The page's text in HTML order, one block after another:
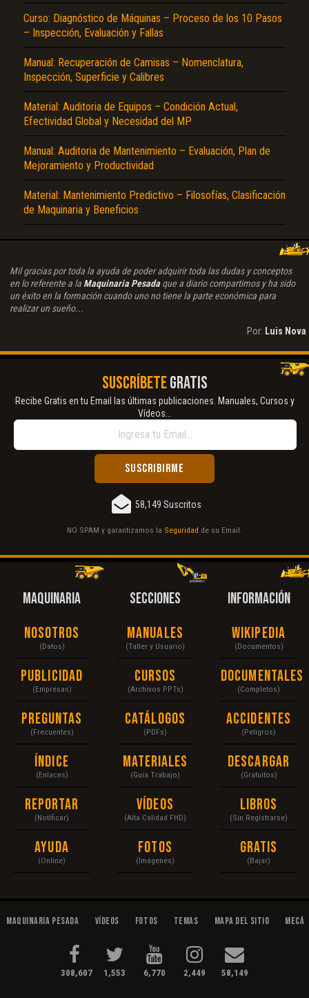
Curso: Diagnóstico de Máquinas – Proceso de los 10 Pasos
– Inspección, Evaluación y Fallas
Manual: Recuperación de Camisas – Nomenclatura,
Inspección, Superficie y Calibres
Material: Auditoria de Equipos – Condición Actual,
Efectividad Global y Necesidad del MP
Manual: Auditoria de Mantenimiento – Evaluación, Plan de
Mejoramiento y Productividad
Material: Mantenimiento Predictivo – Filosofías, Clasificación
de Maquinaria y Beneficios
Mil gracias por toda la ayuda de poder adquirir toda las dudas y conceptos
en lo referente a la Maquinaria Pesadaque a diario compartimos y ha sido
un éxito en la formación cuando uno no tiene la parte económica para
realizar un sueño...
Por: Luis Nova
SUSCRÍBETEGRATIS
Recibe Gratis en tu Email las últimas publicaciones. Manuales, Cursos y
Vídeos...
58,149 Suscritos
NO SPAM y garantizamos la Seguridad de su Email.
MAQUINARIA
Nosotros
(Datos)
Publicidad
(Empresas)
Preguntas
(Frecuentes)
Índice
(Enlaces)
Reportar
(Notificar)
Ayuda
(Online)
SECCIONES
Manuales
(Taller y Usuario)
Cursos
(Archivos PPTs)
Catálogos
(PDFs)
Materiales
(Guía Trabajo)
Vídeos
(Alta Calidad FHD)
Fotos
(Imágenes)
INFORMACIÓN
Wikipedia
(Documentos)
Documentales
(Completos)
Accidentes
(Peligros)
Descargar
(Gratuitos)
Libros
(Sin Registrarse)
Gratis
(Bajar)
Maquinaria Pesada Vídeos Fotos Temas Mapa del Sitio
308,607 1,553 6,770 2,449 58,149